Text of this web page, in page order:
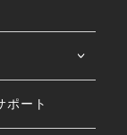
ポート